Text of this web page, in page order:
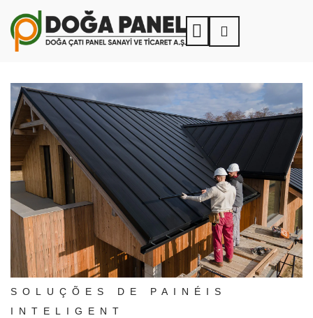
SOLUÇÕES DE PAINÉIS
INTELIGENT